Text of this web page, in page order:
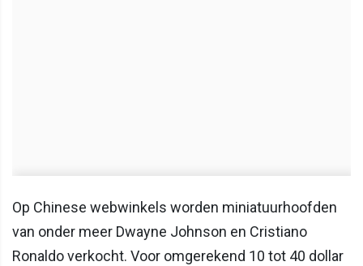
Op Chinese webwinkels worden miniatuurhoofden
van onder meer Dwayne Johnson en Cristiano
Ronaldo verkocht. Voor omgerekend 10 tot 40 dollar